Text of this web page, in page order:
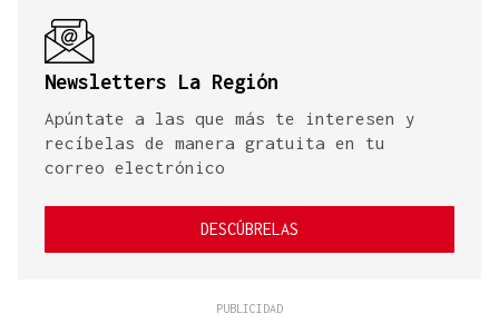
Newsletters La Región
Apúntate a las que más te interesen y
recíbelas de manera gratuita en tu
correo electrónico
DESCÚBRELAS